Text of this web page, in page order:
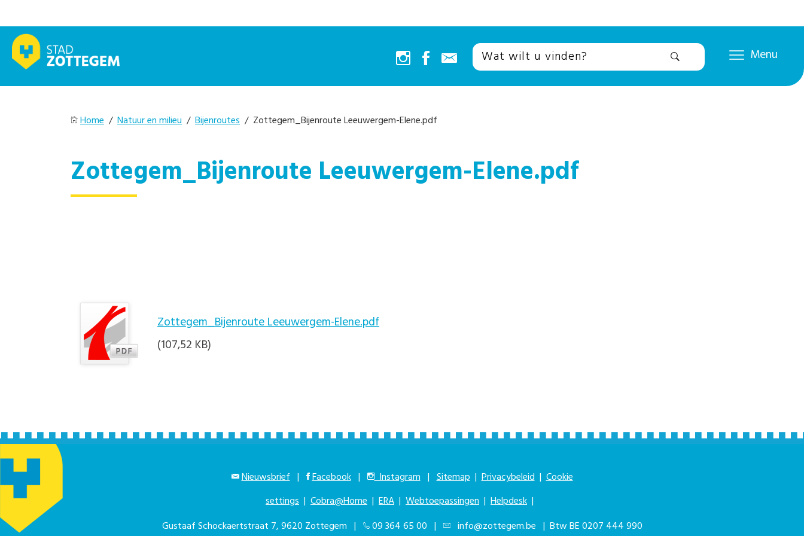
Menu
Home / Natuur en milieu / Bijenroutes / Zottegem_Bijenroute Leeuwergem-Elene.pdf
Zottegem_Bijenroute Leeuwergem-Elene.pdf
Zottegem_Bijenroute Leeuwergem-Elene.pdf
(107,52 KB)
Nieuwsbrief | Facebook | Instagram | Sitemap |Privacybeleid |Cookie
settings | Cobra@Home | ERA | Webtoepassingen | Helpdesk |
Gustaaf Schockaertstraat 7, 9620 Zottegem |
09 364 65 00 | info@zottegem.be | Btw BE 0207 444 990